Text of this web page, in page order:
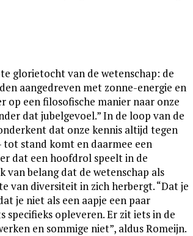
glorietocht van de wetenschap: de
aangedreven met zonne-energie en
op een filosofische manier naar onze
dat jubelgevoel.” In de loop van de
dat onze kennis altijd tegen
stand komt en daarmee een
dat een hoofdrol speelt in de
van belang dat de wetenschap als
van diversiteit in zich herbergt. “Dat je
je niet als een aapje een paar
opleveren. Er zit iets in de
en sommige niet”, aldus Romeijn.